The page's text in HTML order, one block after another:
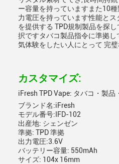
ー容量を持っていますまた10
力電圧を持っています性能と
を提供する TPD規制製品を探
択ですタバコ製品指令に準拠
気体験をしたい人にとって 完
カスタマイズ:
iFresh TPD Vape: タバコ・製
ブランド名:iFresh
モデル番号:IFD-102
出産地: シェンゼン
準拠: TPD 準拠
出力電圧:3.6V
バッテリー容量: 550mAh
サイズ: 104x 16mm